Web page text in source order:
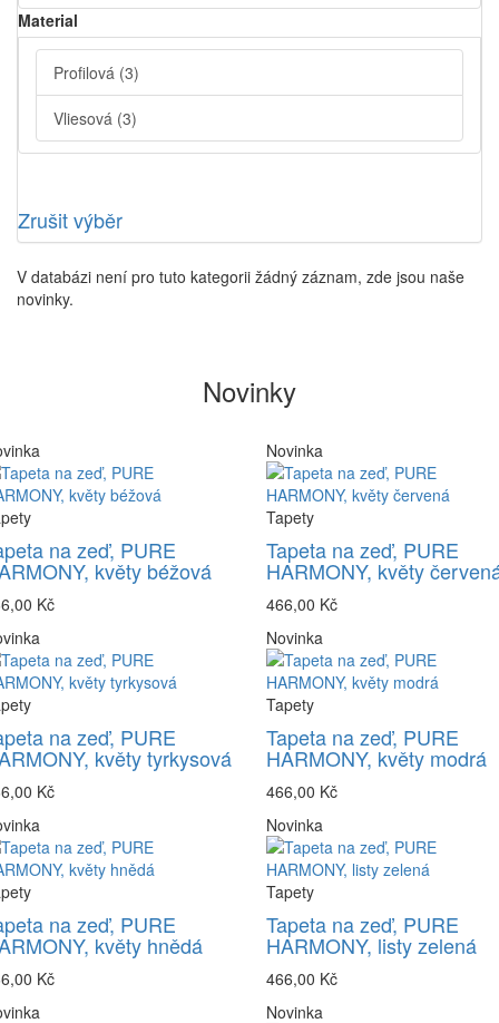
Material
Profilová (3)
Vliesová (3)
Zrušit výběr
V databázi není pro tuto kategorii žádný záznam, zde jsou naše
novinky.
Novinky
na zeď, PURE
květy béžová
Kč
Novinka
Tapety
Tapeta na zeď, PURE
HARMONY, květy
466,00 Kč
na zeď, PURE
květy tyrkysová
Kč
Novinka
Tapety
Tapeta na zeď, PURE
HARMONY, květy modrá
466,00 Kč
na zeď, PURE
květy hnědá
Kč
Novinka
Tapety
Tapeta na zeď, PURE
HARMONY, listy zelená
466,00 Kč
Novinka